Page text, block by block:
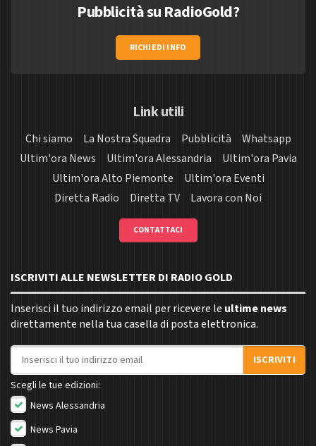
Pubblicità su RadioGold?
RICHIEDI INFO
Link utili
Chi siamo La Nostra Squadra Pubblicità
Whatsapp
Ultim'ora News
Ultim'ora Alessandria
Ultim'ora Pavia
Ultim'ora Alto Piemonte
Ultim'ora Eventi
Diretta Radio
Diretta TV Lavora con Noi
CONTATTACI
ISCRIVITI ALLE NEWSLETTER DI RADIO GOLD
Inserisci il tuo indirizzo email per ricevere le ultime news
direttamente nella tua casella di posta elettronica.
Indirizzo email
ISCRIVITI
Scegli le tue edizioni:
News Alessandria
News Pavia